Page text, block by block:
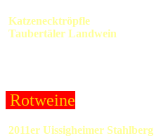
Katzenecktröpfle
Taubertäler Landwein
Rotweine
2011er Uissigheimer Stahlberg